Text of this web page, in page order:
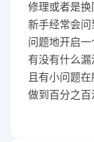
修理或者是换
新手经常会
问题地开启一
有没有什么
且有小问题
做到百分之百